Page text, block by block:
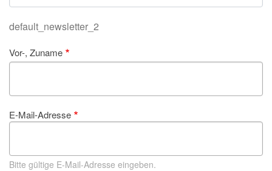
default_newsletter_2
Vor-, Zuname
E-Mail-Adresse
Bitte gültige E-Mail-Adresse eingeben.